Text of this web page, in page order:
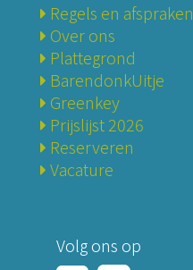
Regels en afspraken
Over ons
Plattegrond
BarendonkUitje
Greenkey
Prijslijst 2026
Reserveren
Vacature
Volg ons op